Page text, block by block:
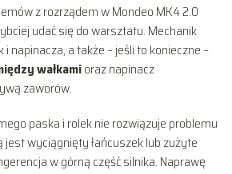
z rozrządem w Mondeo MK4 2.0
udać się do warsztatu. Mechanik
napinacza, a także – jeśli to konieczne –
wałkamioraz napinacz
zaworów.
paska i rolek nie rozwiązuje problemu
jest wyciągnięty łańcuszek lub zużyte
w górną część silnika. Naprawę